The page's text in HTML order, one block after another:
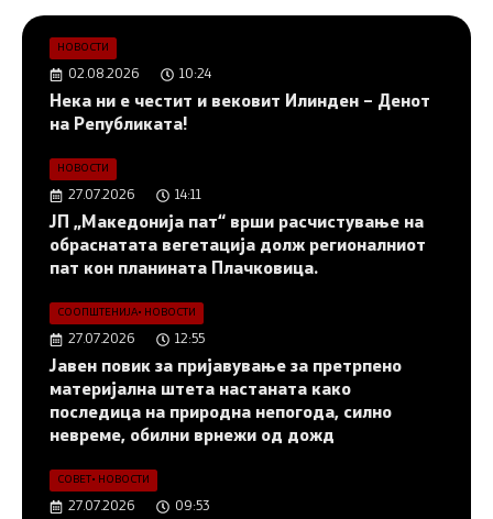
НОВОСТИ
02.08.2026 10:24
Нека ни е честит и вековит Илинден – Денот
на Републиката!
НОВОСТИ
27.07.2026 14:11
ЈП „Македонија пат“ врши расчистување на
обраснатата вегетација долж регионалниот
пат кон планината Плачковица.
СООПШТЕНИЈА• НОВОСТИ
27.07.2026 12:55
Јавен повик за пријавување за претрпено
материјална штета настаната како
последица на природна непогода, силно
невреме, обилни врнежи од дожд
СОВЕТ• НОВОСТИ
27.07.2026 09:53